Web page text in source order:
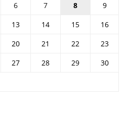
6 7 8
9
13 14 15
16
20 21 22
23
27 28 29
30